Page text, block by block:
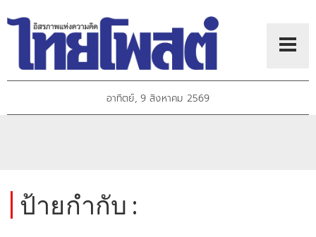
อาทิตย์, 9 สิงหาคม 2569
ป้ายกำกับ :